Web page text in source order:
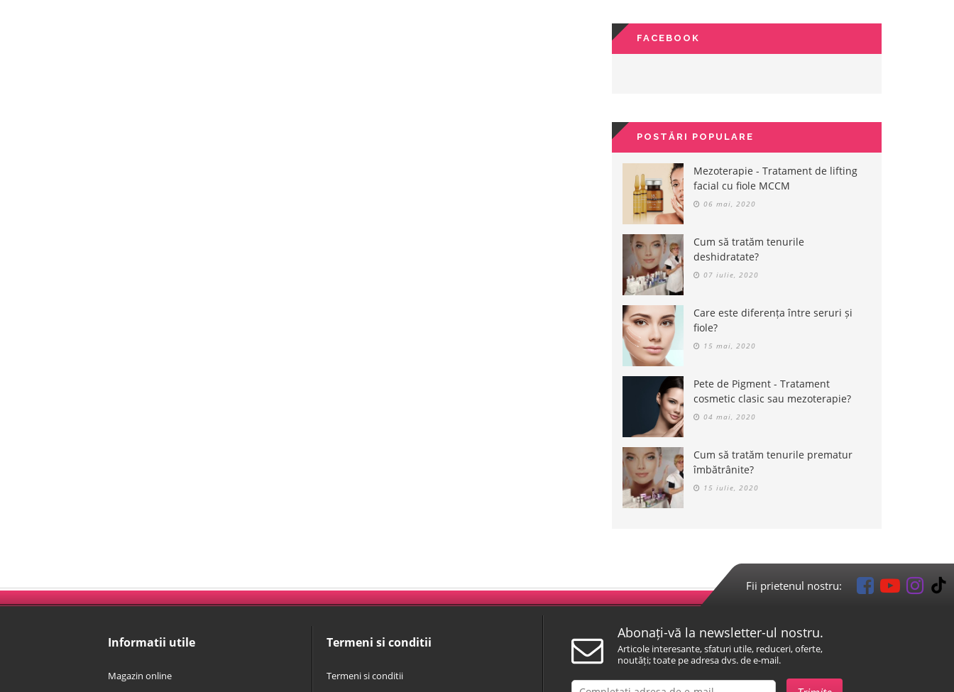
FACEBOOK
POSTĂRI POPULARE
Mezoterapie - Tratament de lifting
facial cu fiole MCCM
06 mai, 2020
Cum să tratăm tenurile
deshidratate?
07 iulie, 2020
Care este diferența între seruri și
fiole?
15 mai, 2020
Pete de Pigment - Tratament
cosmetic clasic sau mezoterapie?
04 mai, 2020
Cum să tratăm tenurile prematur
îmbătrânite?
15 iulie, 2020
Fii prietenul nostru:
Informatii utile
Magazin online
Termeni si conditii
Termeni si conditii
Abonați-vă la newsletter-ul nostru.
Articole interesante, sfaturi utile, reduceri, oferte,
noutăți; toate pe adresa dvs. de e-mail.